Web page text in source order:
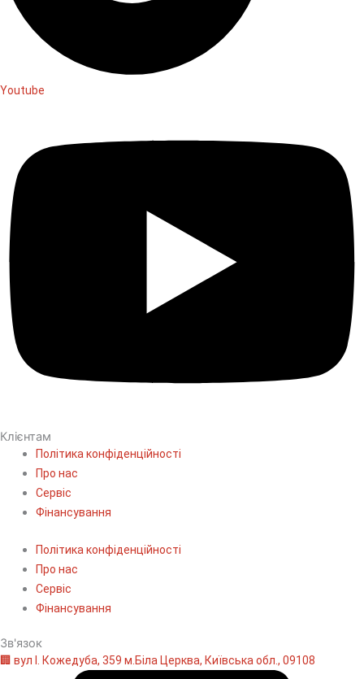
Youtube
Клієнтам
Політика конфіденційності
Про нас
Сервіс
Фінансування
Політика конфіденційності
Про нас
Сервіс
Фінансування
Зв'язок
🏢 вул І. Кожедуба, 359 м.Біла Церква, Київська обл., 09108